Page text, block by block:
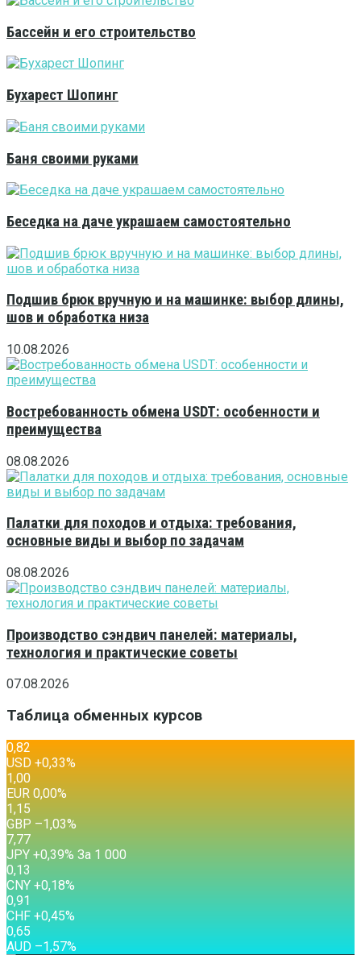
Бассейн и его строительство
Бухарест Шопинг
Баня своими руками
Беседка на даче украшаем самостоятельно
Подшив брюк вручную и на машинке: выбор длины,
шов и обработка низа
10.08.2026
Востребованность обмена USDT: особенности и
преимущества
08.08.2026
Палатки для походов и отдыха: требования,
основные виды и выбор по задачам
08.08.2026
Производство сэндвич панелей: материалы,
технология и практические советы
07.08.2026
Таблица обменных курсов
0,82
USD +0,33%
1,00
EUR 0,00%
1,15
GBP –1,03%
7,77
JPY +0,39% За 1 000
0,13
CNY +0,18%
0,91
CHF +0,45%
0,65
AUD –1,57%